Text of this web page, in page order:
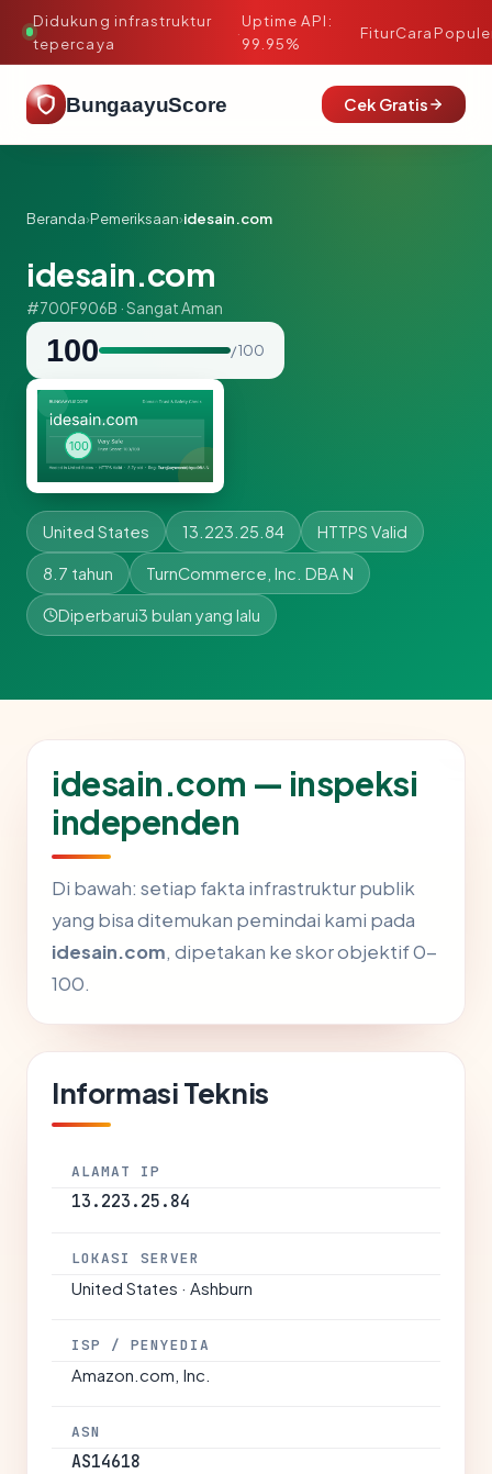
Didukung infrastruktur
tepercaya
·
Uptime API:
99.95%
FiturCara
BungaayuScore Cek Gratis
Beranda›Pemeriksaan›idesain.com
idesain.com
#700F906B · Sangat Aman
100 / 100
United States 13.223.25.84 HTTPS Valid
8.7 tahun TurnCommerce, Inc. DBA N
Diperbarui3 bulan yang lalu
idesain.com — inspeksi
independen
Di bawah: setiap fakta infrastruktur publik
yang bisa ditemukan pemindai kami pada
idesain.com, dipetakan ke skor objektif 0-
100.
Informasi Teknis
ALAMAT IP
13.223.25.84
LOKASI SERVER
United States · Ashburn
ISP / PENYEDIA
Amazon.com, Inc.
ASN
AS14618